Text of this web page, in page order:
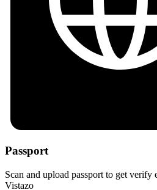
Passport
Scan and upload passport to get verify
Vistazo